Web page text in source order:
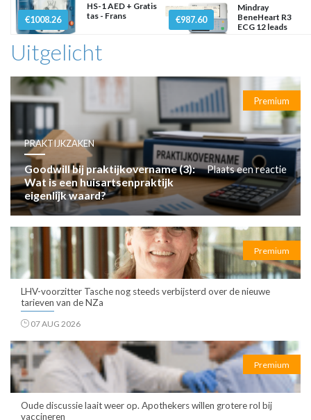
€1008.26
HS-1 AED + Gratis
tas - Frans
€987.60
Mindray
BeneHeart R3
ECG 12 leads
Uitgelicht
Premium
PRAKTIJKZAKEN
Goodwill bij praktijkovername (3):
Wat is een huisartsenpraktijk
eigenlijk waard?
Plaats een reactie
Premium
LHV-voorzitter Tasche nog steeds verbijsterd over de nieuwe
tarieven van de NZa
07 AUG 2026
Premium
Oude discussie laait weer op. Apothekers willen grotere rol bij
vaccineren